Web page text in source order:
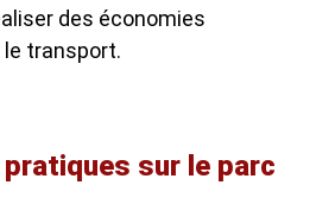
des économies
transport.
sur le parc